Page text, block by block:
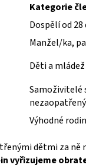
Kategorie
Dospělí od
Manžel/ka,
Děti a
Samoživitelé
Výhodné
dětmi za
vyřizujeme